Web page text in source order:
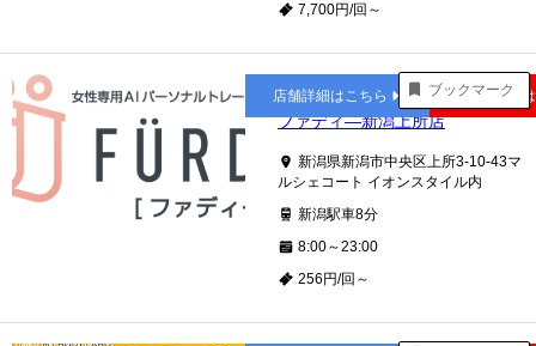
7,700円/回～
ブックマーク
新潟
ファディ―新潟上所店
新潟県新潟市中央区上所3-10-43マ
ルシェコート イオンスタイル内
新潟駅車8分
8:00～23:00
256円/回～
店舗詳細はこちら 公式サイト